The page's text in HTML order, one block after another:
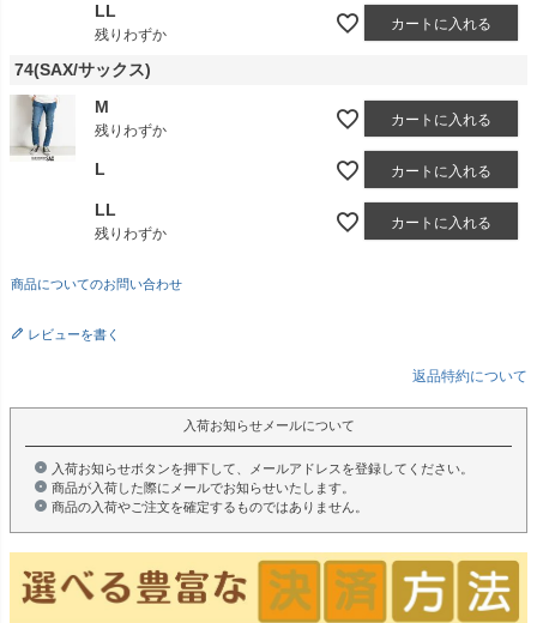
LL
残りわずか
カートに入れる
74(SAX/サックス)
M
残りわずか
カートに入れる
L カートに入れる
LL
残りわずか
カートに入れる
商品についてのお問い合わせ
レビューを書く
返品特約について
入荷お知らせメールについて
入荷お知らせボタンを押下して、メールアドレスを登録してください。
商品が入荷した際にメールでお知らせいたします。
商品の入荷やご注文を確定するものではありません。